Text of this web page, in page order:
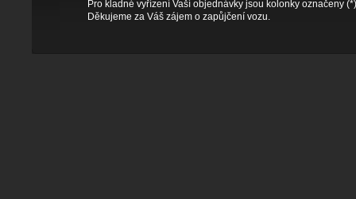
Pro kladné vyřízení Vaší objednávky jsou kolonky označeny
Děkujeme za Váš zájem o zapůjčení vozu.